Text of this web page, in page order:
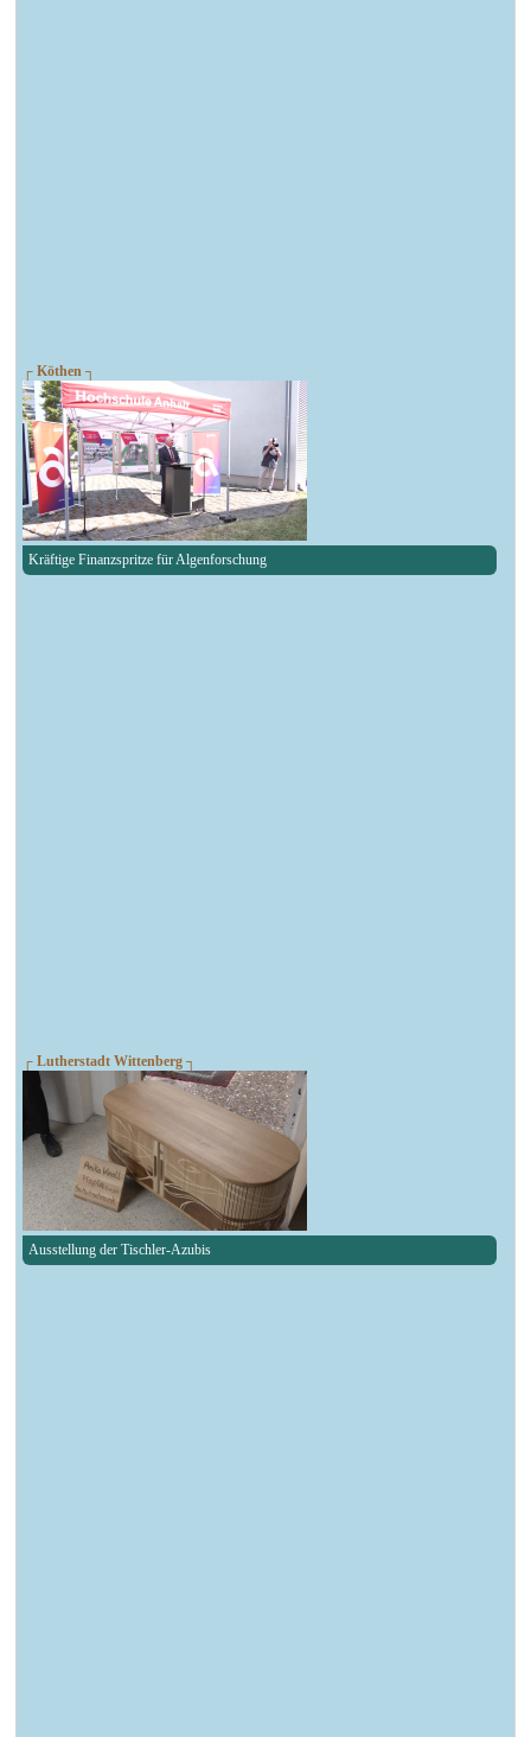
┌ Köthen ┐
Kräftige Finanzspritze für Algenforschung
┌ Lutherstadt Wittenberg ┐
Ausstellung der Tischler-Azubis